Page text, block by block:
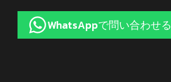
WhatsAppで問い合わせる